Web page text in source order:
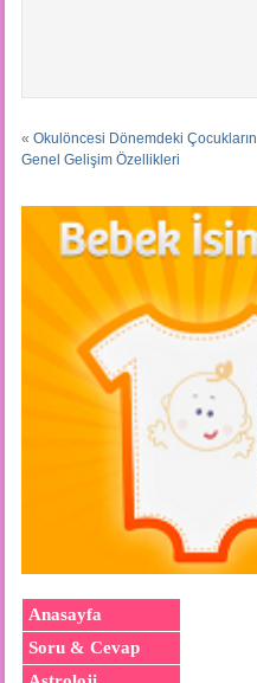
« Okulöncesi Dönemdeki Çocukların
Genel Gelişim Özellikleri
Anasayfa
Soru & Cevap